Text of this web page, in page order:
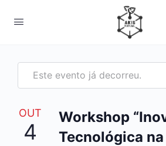
Este evento já decorreu.
OUT
4
Workshop
Tecnológica